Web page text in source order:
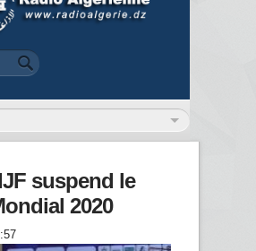
de recherche
suspend le
2020